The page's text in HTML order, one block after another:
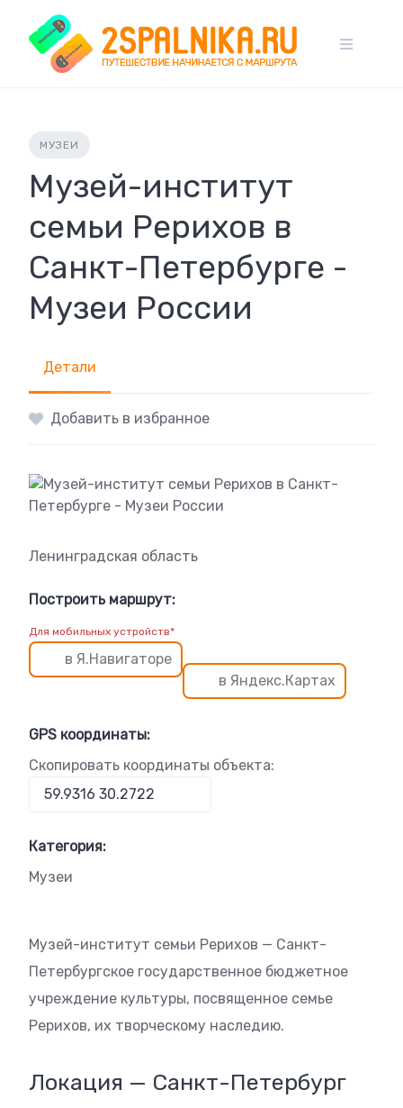
content
МУЗЕИ
Музей-институт
семьи Рерихов в
Санкт-Петербурге -
Музеи России
Детали
Добавить в избранное
Ленинградская область
Построить маршрут:
Для мобильных устройств*
в Я.Навигаторе
в Яндекс.Картах
GPS координаты:
Скопировать координаты объекта:
Категория:
Музеи
Музей-институт семьи Рерихов — Санкт-
Петербургское государственное бюджетное
учреждение культуры, посвященное семье
Рерихов, их творческому наследию.
Локация — Санкт-Петербург